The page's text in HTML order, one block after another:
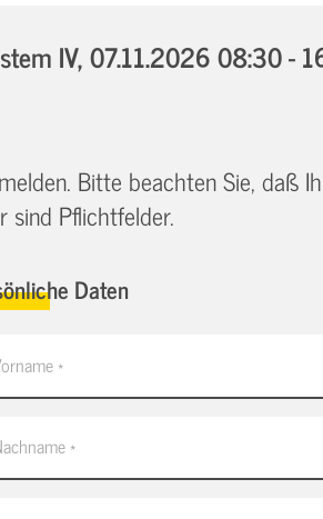
IV,07.11.2026 08:30 -
Bitte beachten Sie,
sind Pflichtfelder.
Daten